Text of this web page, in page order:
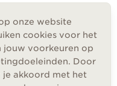
onze website
cookies voor het
jouw voorkeuren op
Door
akkoord met het